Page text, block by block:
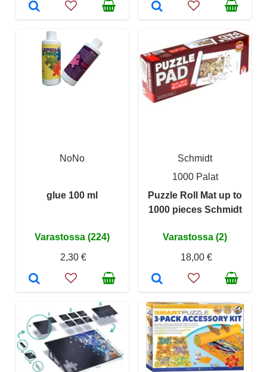
NoNo
glue 100 ml
Varastossa (224)
2,30 €
Schmidt
1000 Palat
Puzzle Roll Mat up to
1000 pieces Schmidt
Varastossa (2)
18,00 €